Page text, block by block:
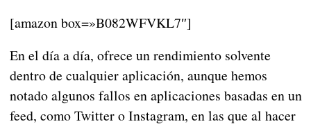
[amazon box=»B082WFVKL7″]
En el día a día, ofrece un rendimiento solvente
dentro de cualquier aplicación, aunque hemos
notado algunos fallos en aplicaciones basadas en un
feed, como Twitter o Instagram, en las que al hacer